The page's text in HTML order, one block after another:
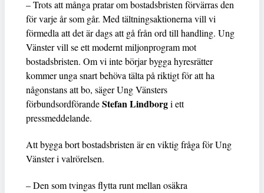
– Trots att många pratar om bostadsbristen förvärras den
för varje år som går. Med tältningsaktionerna vill vi
förmedla att det är dags att gå från ord till handling. Ung
Vänster vill se ett modernt miljonprogram mot
bostadsbristen. Om vi inte börjar bygga hyresrätter
kommer unga snart behöva tälta på riktigt för att ha
någonstans att bo, säger Ung Vänsters
förbundsordförandeStefan Lindborgi ett
pressmeddelande.
Att bygga bort bostadsbristen är en viktig fråga för Ung
Vänster i valrörelsen.
– Den som tvingas flytta runt mellan osäkra